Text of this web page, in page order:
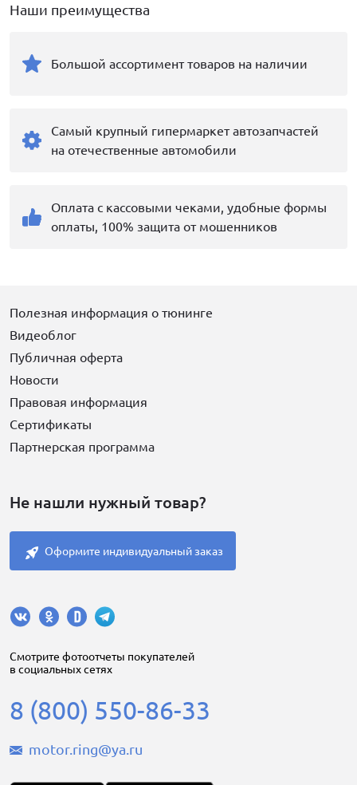
Наши преимущества
Большой ассортимент товаров на наличии
Самый крупный гипермаркет автозапчастей
на отечественные автомобили
Оплата с кассовыми чеками, удобные формы
оплаты, 100% защита от мошенников
Полезная информация о тюнинге
Видеоблог
Публичная оферта
Новости
Правовая информация
Сертификаты
Партнерская программа
Не нашли нужный товар?
Оформите индивидуальный заказ
Cмотрите фотоотчеты покупателей
в социальных сетях
8 (800) 550-86-33
motor.ring@ya.ru